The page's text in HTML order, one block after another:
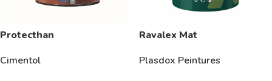
Protecthan
Cimentol
Ravalex Mat
Plasdox Peintures